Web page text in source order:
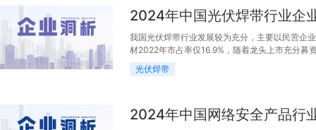
2024年中国光伏焊带行业企
我国光伏焊带行业发展较为充分，主要以民营企
材2022年市占率仅16.9%，随着龙头上市充分募
光伏焊带
2024年中国网络安全产品行